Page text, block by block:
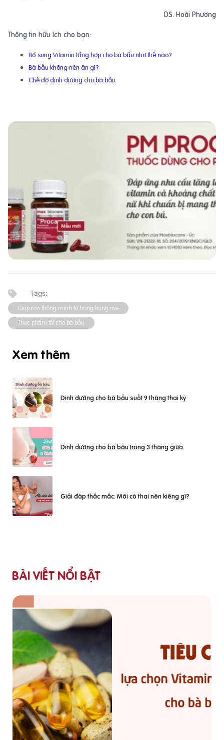
DS. Hoài Phương
Thông tin hữu ích cho bạn:
Bổ sung Vitamin tổng hợp cho bà bầu như thế nào?
Bà bầu không nên ăn gì?
Chế độ dinh dưỡng cho bà bầu
Giúp con thông minh từ trong bụng mẹ
Thực phẩm tốt cho bà bầu
Xem thêm
Dinh dưỡng cho bà bầu suốt 9 tháng thai kỳ
Dinh dưỡng cho bà bầu trong 3 tháng giữa
Giải đáp thắc mắc: Mới có thai nên kiêng gì?
BÀI VIẾT NỔI BẬT